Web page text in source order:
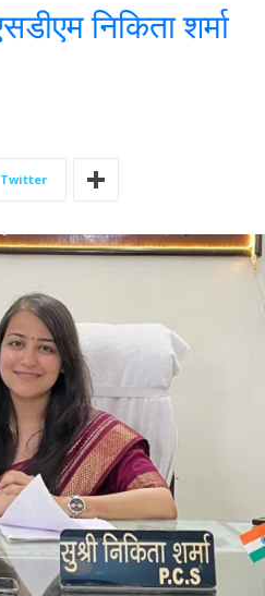
निकिता शर्मा
Twitter